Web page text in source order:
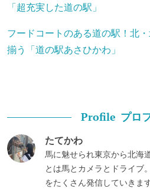
「超充実した道の駅」
フードコートのある道の駅！北
揃う「道の駅あさひかわ」
Profile プロ
たてかわ
馬に魅せられ東京から北海
とは馬とカメラとドライブ
をたくさん発信していきま